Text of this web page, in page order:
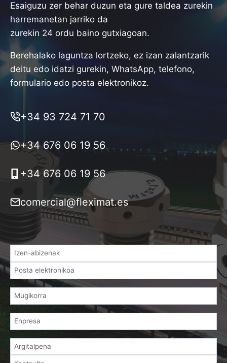
Esaiguzu zer behar duzun eta gure taldea zurekin
harremanetan jarriko da
zurekin 24 ordu baino gutxiagoan.
Berehalako laguntza lortzeko, ez izan zalantzarik
deitu edo idatzi gurekin, WhatsApp, telefono,
formulario edo posta elektronikoz.
+34 93 724 71 70
+34 676 06 19 56
+34 676 06 19 56
comercial@fleximat.es